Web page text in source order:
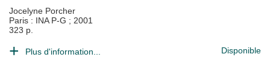
Jocelyne Porcher
Paris : INA P-G ; 2001
323 p.
Plus d'information... Disponible